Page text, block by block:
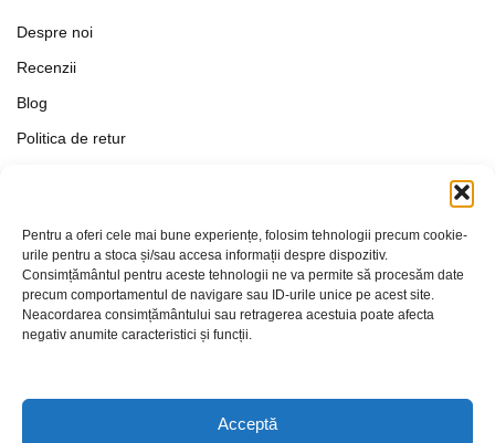
Pentru a oferi cele mai bune experiențe, folosim tehnologii precum cookie-
urile pentru a stoca și/sau accesa informații despre dispozitiv.
Consimțământul pentru aceste tehnologii ne va permite să procesăm date
precum comportamentul de navigare sau ID-urile unice pe acest site.
Neacordarea consimțământului sau retragerea acestuia poate afecta
negativ anumite caracteristici și funcții.
Acceptă
Despre noi
Recenzii
Blog
Politica de retur
Politica de Confidențialitate
Politica de cookies
Setări Cookie-uri
Contact